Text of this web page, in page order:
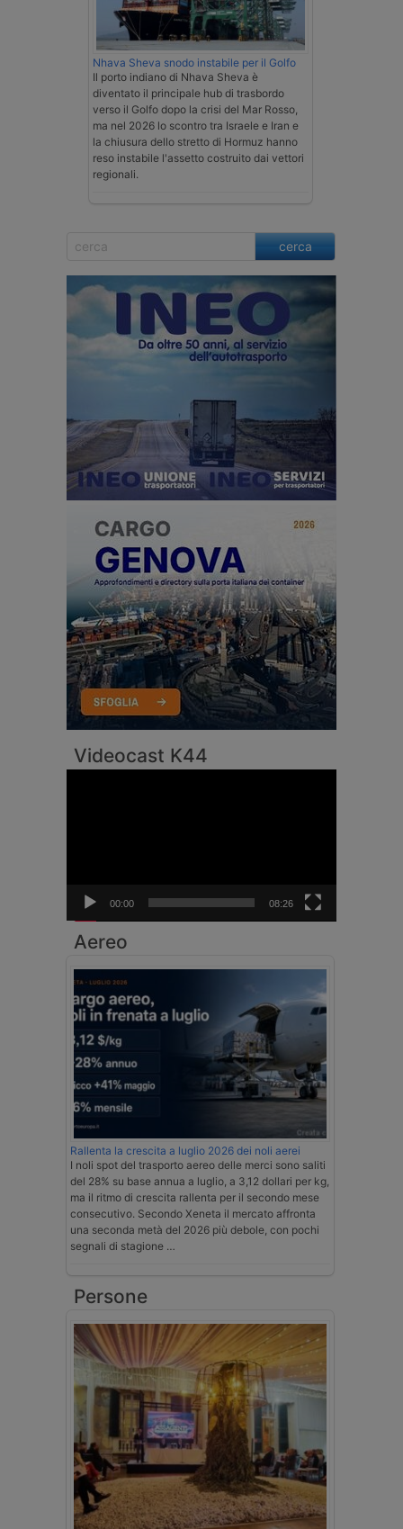
Nhava Sheva snodo instabile per il Golfo
Il porto indiano di Nhava Sheva è
diventato il principale hub di trasbordo
verso il Golfo dopo la crisi del Mar Rosso,
ma nel 2026 lo scontro tra Israele e Iran e
la chiusura dello stretto di Hormuz hanno
reso instabile l'assetto costruito dai vettori
regionali.
cerca
Videocast K44
00:00 08:26
Aereo
Rallenta la crescita a luglio 2026 dei noli aerei
I noli spot del trasporto aereo delle merci sono saliti
del 28% su base annua a luglio, a 3,12 dollari per kg,
ma il ritmo di crescita rallenta per il secondo mese
consecutivo. Secondo Xeneta il mercato affronta
una seconda metà del 2026 più debole, con pochi
segnali di stagione …
Persone